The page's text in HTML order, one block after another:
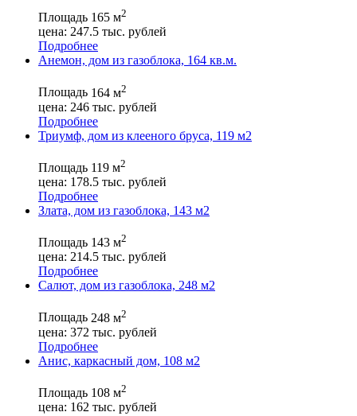
Площадь 165 м2
цена: 247.5 тыс. рублей
Подробнее
Анемон, дом из газоблока, 164 кв.м.
Площадь 164 м2
цена: 246 тыс. рублей
Подробнее
Триумф, дом из клееного бруса, 119 м2
Площадь 119 м2
цена: 178.5 тыс. рублей
Подробнее
Злата, дом из газоблока, 143 м2
Площадь 143 м2
цена: 214.5 тыс. рублей
Подробнее
Салют, дом из газоблока, 248 м2
Площадь 248 м2
цена: 372 тыс. рублей
Подробнее
Анис, каркасный дом, 108 м2
Площадь 108 м2
цена: 162 тыс. рублей